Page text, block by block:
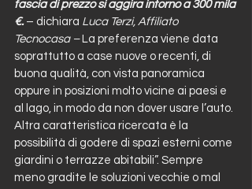
fascia di prezzo si aggira intorno a 300 mila
€. – dichiara Luca Terzi, Affiliato
Tecnocasa – La preferenza viene data
soprattutto a case nuove o recenti, di
buona qualità, con vista panoramica
oppure in posizioni molto vicine ai paesi e
al lago, in modo da non dover usare l’auto.
Altra caratteristica ricercata è la
possibilità di godere di spazi esterni come
giardini o terrazze abitabili”. Sempre
meno gradite le soluzioni vecchie o mal